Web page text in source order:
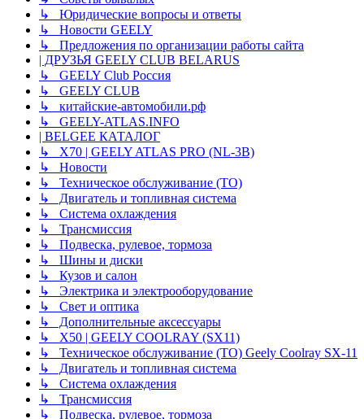
↳ Юридические вопросы и ответы
↳ Новости GEELY
↳ Предложения по организации работы сайта
| ДРУЗЬЯ GEELY CLUB BELARUS
↳ GEELY Club Россия
↳ GEELY CLUB
↳ китайские-автомобили.рф
↳ GEELY-ATLAS.INFO
| BELGEE КАТАЛОГ
↳ X70 | GEELY ATLAS PRO (NL-3B)
↳ Новости
↳ Техническое обслуживание (ТО)
↳ Двигатель и топливная система
↳ Система охлаждения
↳ Трансмиссия
↳ Подвеска, рулевое, тормоза
↳ Шины и диски
↳ Кузов и салон
↳ Электрика и электрооборудование
↳ Свет и оптика
↳ Дополнительные аксессуары
↳ X50 | GEELY COOLRAY (SX11)
↳ Техническое обслуживание (ТО) Geely Coolray SX-11
↳ Двигатель и топливная система
↳ Система охлаждения
↳ Трансмиссия
↳ Подвеска, рулевое, тормоза